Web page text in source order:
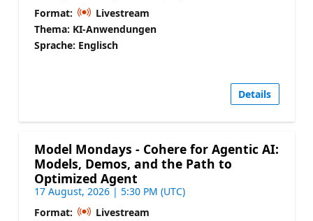
Format:
Livestream
Thema: KI-Anwendungen
Sprache: Englisch
Details
Model Mondays - Cohere for Agentic AI:
Models, Demos, and the Path to
Optimized Agent
17 August, 2026 | 5:30 PM (UTC)
Format:
Livestream